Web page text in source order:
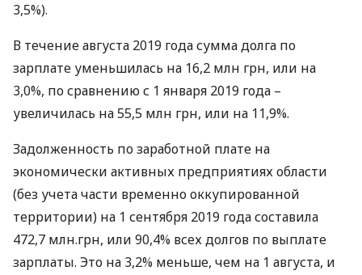
3,5%).
В течение августа 2019 года сумма долга по
зарплате уменьшилась на 16,2 млн грн, или на
3,0%, по сравнению с 1 января 2019 года –
увеличилась на 55,5 млн грн, или на 11,9%.
Задолженность по заработной плате на
экономически активных предприятиях области
(без учета части временно оккупированной
территории) на 1 сентября 2019 года составила
472,7 млн.грн, или 90,4% всех долгов по выплате
зарплаты. Это на 3,2% меньше, чем на 1 августа, и